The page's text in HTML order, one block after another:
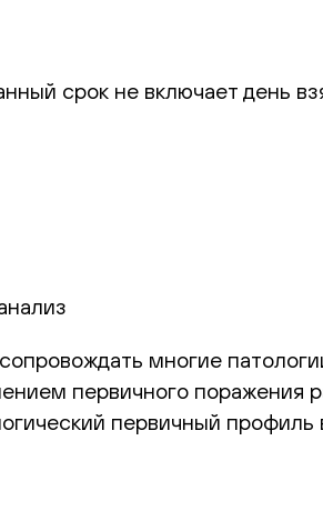
срок не включает день
многие
первичного
первичный